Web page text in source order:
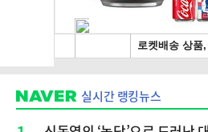
실시간 랭킹뉴스